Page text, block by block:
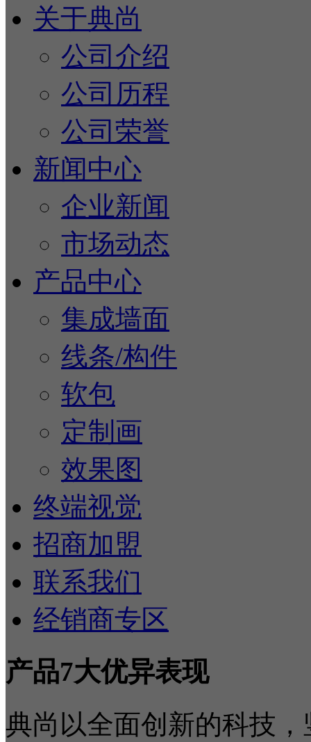
关于典尚
公司介绍
公司历程
公司荣誉
新闻中心
企业新闻
市场动态
产品中心
集成墙面
线条/构件
软包
定制画
效果图
终端视觉
招商加盟
联系我们
经销商专区
产品7大优异表现
典尚以全面创新的科技